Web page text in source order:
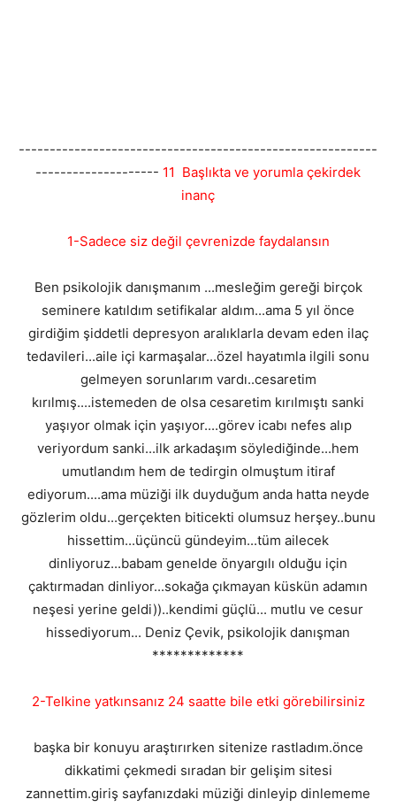
----------------------------------------------------------
-------------------- 11 Başlıkta ve yorumla çekirdek
inanç
1-Sadece siz değil çevrenizde faydalansın
Ben psikolojik danışmanım ...mesleğim gereği birçok
seminere katıldım setifikalar aldım...ama 5 yıl önce
girdiğim şiddetli depresyon aralıklarla devam eden ilaç
tedavileri...aile içi karmaşalar...özel hayatımla ilgili sonu
gelmeyen sorunlarım vardı..cesaretim
kırılmış....istemeden de olsa cesaretim kırılmıştı sanki
yaşıyor olmak için yaşıyor....görev icabı nefes alıp
veriyordum sanki...ilk arkadaşım söylediğinde...hem
umutlandım hem de tedirgin olmuştum itiraf
ediyorum....ama müziği ilk duyduğum anda hatta neyde
gözlerim oldu...gerçekten biticekti olumsuz herşey..bunu
hissettim...üçüncü gündeyim...tüm ailecek
dinliyoruz...babam genelde önyargılı olduğu için
çaktırmadan dinliyor...sokağa çıkmayan küskün adamın
neşesi yerine geldi))..kendimi güçlü... mutlu ve cesur
hissediyorum... Deniz Çevik, psikolojik danışman
*************
2-Telkine yatkınsanız 24 saatte bile etki görebilirsiniz
başka bir konuyu araştırırken sitenize rastladım.önce
dikkatimi çekmedi sıradan bir gelişim sitesi
zannettim.giriş sayfanızdaki müziği dinleyip dinlememe